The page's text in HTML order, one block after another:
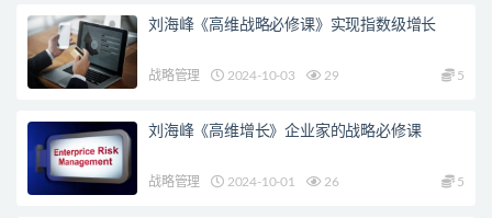
刘海峰《高维战略必修课》实现指数级增长
战略管理 2024-10-03 29 5
刘海峰《高维增长》企业家的战略必修课
战略管理 2024-10-01 26 5